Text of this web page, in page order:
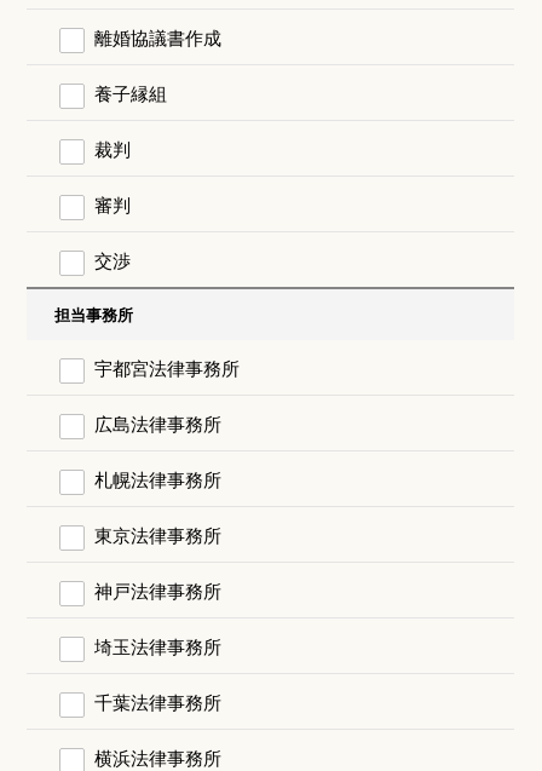
離婚協議書作成
養子縁組
裁判
審判
交渉
担当事務所
宇都宮法律事務所
広島法律事務所
札幌法律事務所
東京法律事務所
神戸法律事務所
埼玉法律事務所
千葉法律事務所
横浜法律事務所